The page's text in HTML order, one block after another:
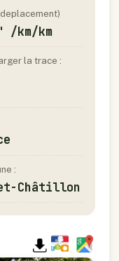
/km/km
la trace :
:
Châtillon